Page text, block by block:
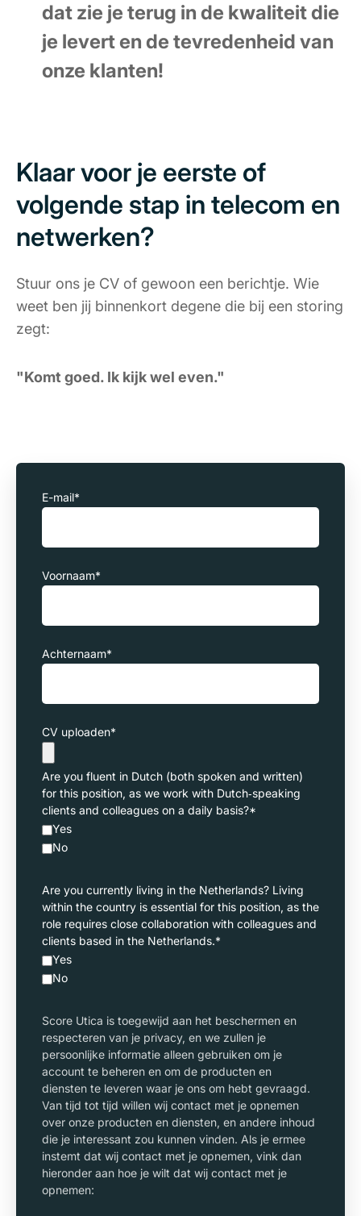
dat zie je terug in de kwaliteit die
je levert en de tevredenheid van
onze klanten!
Klaar voor je eerste of
volgende stap in telecom en
netwerken?
Stuur ons je CV of gewoon een berichtje. Wie
weet ben jij binnenkort degene die bij een storing
zegt:
"Komt goed. Ik kijk wel even."
E-mail*
Voornaam*
Achternaam*
CV uploaden*
Are you fluent in Dutch (both spoken and written)
for this position, as we work with Dutch‑speaking
clients and colleagues on a daily basis?*
Yes
No
Are you currently living in the Netherlands? Living
within the country is essential for this position, as the
role requires close collaboration with colleagues and
clients based in the Netherlands.*
Yes
No
Score Utica is toegewijd aan het beschermen en
respecteren van je privacy, en we zullen je
persoonlijke informatie alleen gebruiken om je
account te beheren en om de producten en
diensten te leveren waar je ons om hebt gevraagd.
Van tijd tot tijd willen wij contact met je opnemen
over onze producten en diensten, en andere inhoud
die je interessant zou kunnen vinden. Als je ermee
instemt dat wij contact met je opnemen, vink dan
hieronder aan hoe je wilt dat wij contact met je
opnemen: